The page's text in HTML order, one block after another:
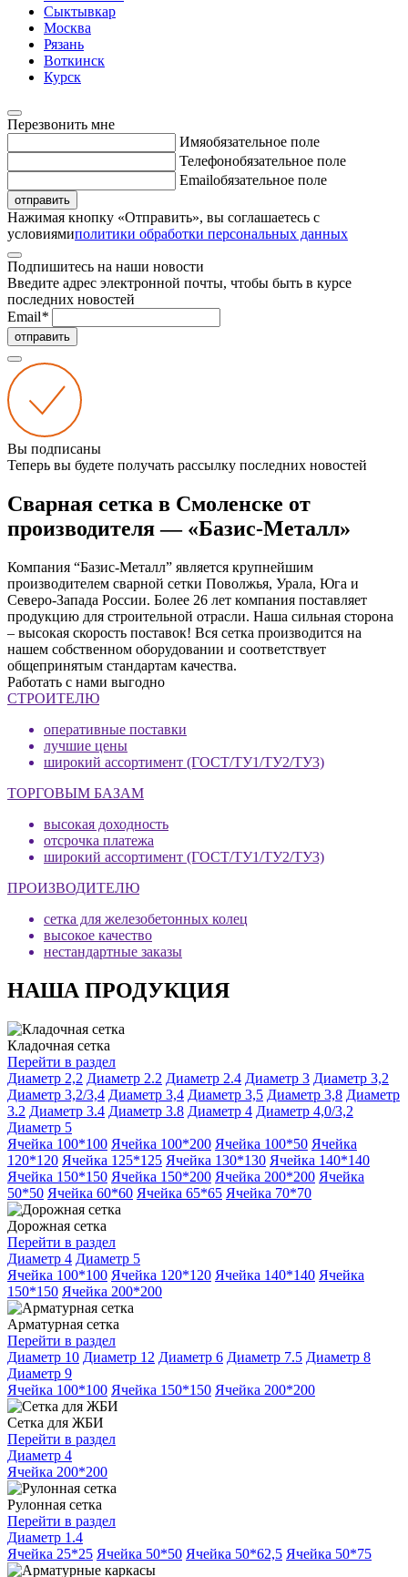
Сыктывкар
Москва
Рязань
Воткинск
Курск
Перезвонить мне
Имяобязательное поле
Телефонобязательное поле
Emailобязательное поле
отправить
Нажимая кнопку «Отправить», вы соглашаетесь с
условиямиполитики обработки персональных данных
Подпишитесь на наши новости
Введите адрес электронной почты, чтобы быть в курсе
последних новостей
Email*
отправить
Вы подписаны
Теперь вы будете получать рассылку последних новостей
Сварная сетка в Смоленске от
производителя — «Базис-Металл»
Компания “Базис-Металл” является крупнейшим
производителем сварной сетки Поволжья, Урала, Юга и
Северо-Запада России. Более 26 лет компания поставляет
продукцию для строительной отрасли. Наша сильная сторона
– высокая скорость поставок! Вся сетка производится на
нашем собственном оборудовании и соответствует
общепринятым стандартам качества.
Работать с нами выгодно
СТРОИТЕЛЮ
оперативные поставки
лучшие цены
широкий ассортимент (ГОСТ/ТУ1/ТУ2/ТУ3)
ТОРГОВЫМ БАЗАМ
высокая доходность
отсрочка платежа
широкий ассортимент (ГОСТ/ТУ1/ТУ2/ТУ3)
ПРОИЗВОДИТЕЛЮ
сетка для железобетонных колец
высокое качество
нестандартные заказы
НАША ПРОДУКЦИЯ
Кладочная сетка
Перейти в раздел
Диаметр 2,2 Диаметр 2.2 Диаметр 2.4 Диаметр 3 Диаметр 3,2
Диаметр 3,2/3,4 Диаметр 3,4 Диаметр 3,5 Диаметр 3,8 Диаметр
3.2 Диаметр 3.4 Диаметр 3.8 Диаметр 4 Диаметр 4,0/3,2
Диаметр 5
Ячейка 100*100 Ячейка 100*200 Ячейка 100*50 Ячейка
120*120 Ячейка 125*125 Ячейка 130*130 Ячейка 140*140
Ячейка 150*150 Ячейка 150*200 Ячейка 200*200 Ячейка
50*50 Ячейка 60*60 Ячейка 65*65 Ячейка 70*70
Дорожная сетка
Перейти в раздел
Диаметр 4 Диаметр 5
Ячейка 100*100 Ячейка 120*120 Ячейка 140*140 Ячейка
150*150 Ячейка 200*200
Арматурная сетка
Перейти в раздел
Диаметр 10 Диаметр 12 Диаметр 6 Диаметр 7.5 Диаметр 8
Диаметр 9
Ячейка 100*100 Ячейка 150*150 Ячейка 200*200
Сетка для ЖБИ
Перейти в раздел
Диаметр 4
Ячейка 200*200
Рулонная сетка
Перейти в раздел
Диаметр 1.4
Ячейка 25*25 Ячейка 50*50 Ячейка 50*62,5 Ячейка 50*75